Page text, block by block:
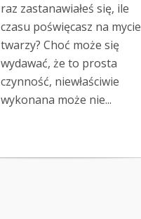
raz zastanawiałeś się, ile
czasu poświęcasz na mycie
twarzy? Choć może się
wydawać, że to prosta
czynność, niewłaściwie
wykonana może nie...